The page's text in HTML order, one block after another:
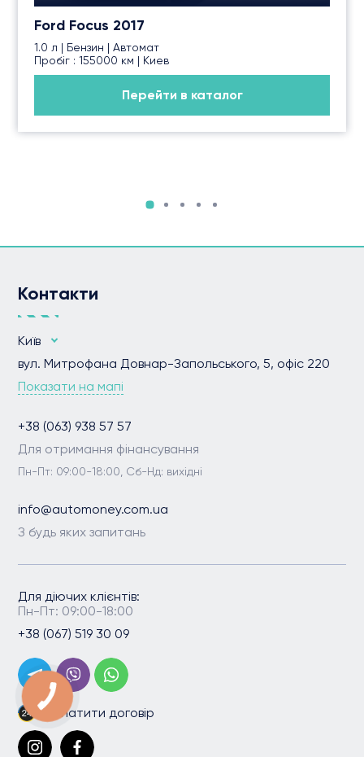
Ford Focus 2017
1.0 л | Бензин | Автомат
Пробіг : 155000 км | Киев
Перейти в каталог
Контакти
Київ
вул. Митрофана Довнар-Запольського, 5, офіс 220
Показати на мапі
+38 (063) 938 57 57
Для отримання фінансування
Пн-Пт: 09:00-18:00, Сб-Нд: вихідні
info@automoney.com.ua
З будь яких запитань
Для діючих клієнтів:
Пн-Пт: 09:00-18:00
+38 (067) 519 30 09
Сплатити договір